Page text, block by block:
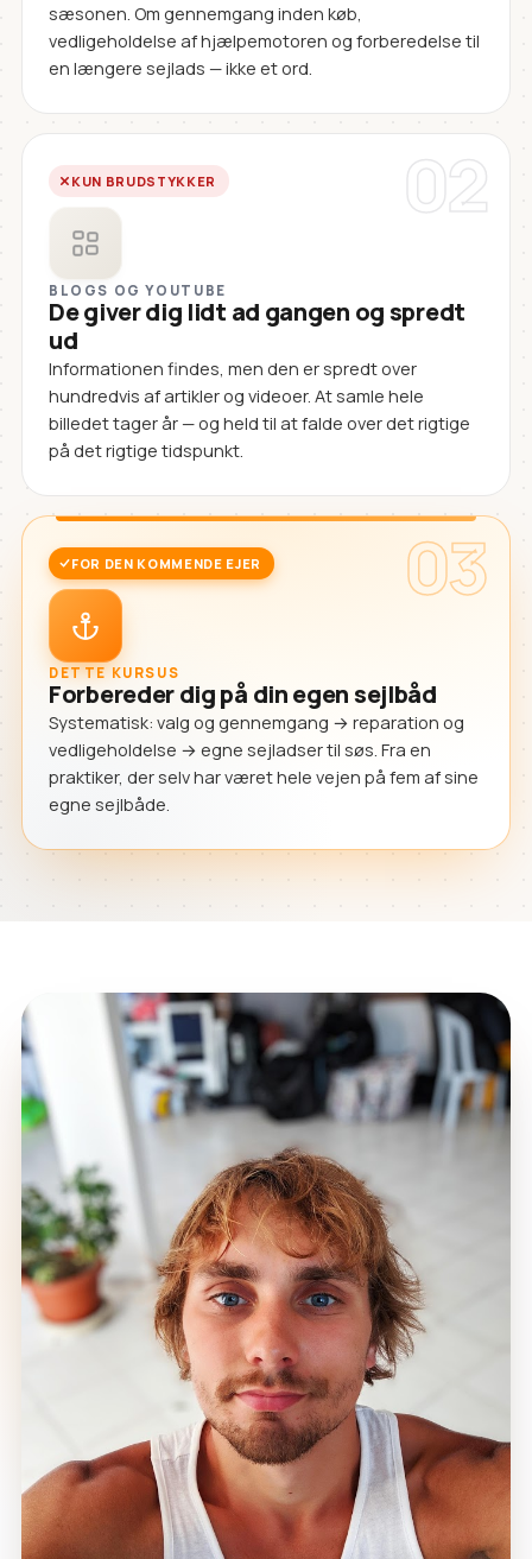
sæsonen. Om gennemgang inden køb,
vedligeholdelse af hjælpemotoren og forberedelse til
en længere sejlads — ikke et ord.
02
KUN BRUDSTYKKER
BLOGS OG YOUTUBE
De giver dig lidt ad gangen og spredt
ud
Informationen findes, men den er spredt over
hundredvis af artikler og videoer. At samle hele
billedet tager år — og held til at falde over det rigtige
på det rigtige tidspunkt.
03
FOR DEN KOMMENDE EJER
DETTE KURSUS
Forbereder dig på din egen sejlbåd
Systematisk: valg og gennemgang → reparation og
vedligeholdelse → egne sejladser til søs. Fra en
praktiker, der selv har været hele vejen på fem af sine
egne sejlbåde.